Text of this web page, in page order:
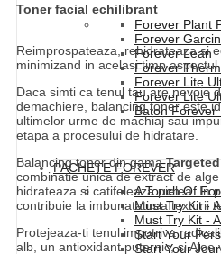
Forever Plant
Forever
Forever Lean
Forever Therm
Forever Lite
Forever Lite
Baton Forever
PACHETE FOREVER
A Touch Of
Must Try Kit -
Must Try Kit -
Start Your
Start Your
Toner facial echilibrant
Reimprospateaza, rehidrateaza si
minimizand in acelasi timp aspectul
Daca simti ca tenul tau are nevoie
demachiere, balancing toner este
ultimelor urme de machiaj sau
etapa a procesului de hidratare.
Balancing toner din gama
combinatie unica de extract de
hidrateaza si catifeleaza pielea. In
contribuie la imbunatatirea texturii
Protejeaza-ti tenul impotriva
alb, un antioxidant puternic, si Aloe